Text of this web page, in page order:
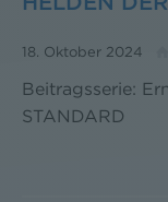
18. Oktober 2024
Beitragsserie:
STANDARD